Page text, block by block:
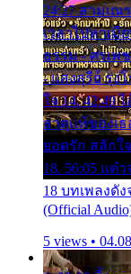
24:27 สามเณ
เวลาไปหาเมี
ธรรม - ศรเพ
- แสงสุรีย์ รุ่ง
ใจ 14. 42:49
ธาตุแท้ของเธ
ยอดรัก สลักใ
18. 56:05 แต๋
18 บทเพลงดั
(Official
5 views •